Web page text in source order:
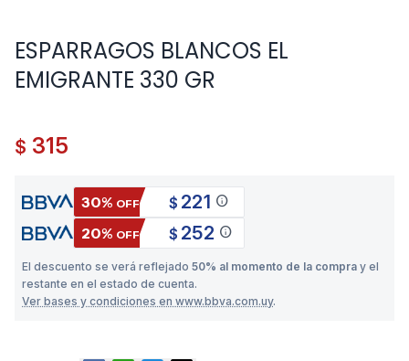
ESPARRAGOS BLANCOS EL
EMIGRANTE 330 GR
$ 315
30% OFF $ 221 info
20% OFF $ 252 info
El descuento se verá reflejado 50% al momento de la compra y el
restante en el estado de cuenta.
Ver bases y condiciones en www.bbva.com.uy.